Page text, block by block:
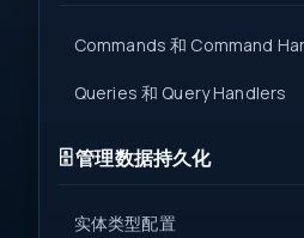
Commands 和 Command
Queries 和 Query Handlers
🗄️ 管理数据持久化
实体类型配置